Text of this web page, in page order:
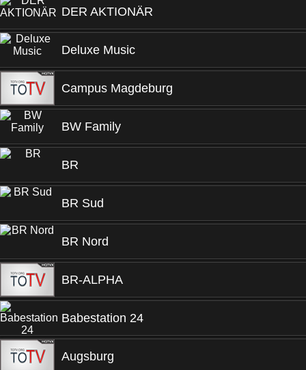
DER AKTIONÄR
Deluxe Music
Campus Magdeburg
BW Family
BR
BR Sud
BR Nord
BR-ALPHA
Babestation 24
Augsburg